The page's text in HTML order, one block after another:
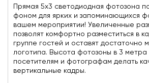
Прямая 5х3 светодиодная фотозона
фоном для ярких и запоминающихся
вашем мероприятии! Увеличенные
позволят комфортно разместиться в
группе гостей и оставят достаточно
логотипа. Высота фотозоны в 3 метра
посетителям и фотографам делать
вертикальные кадры.